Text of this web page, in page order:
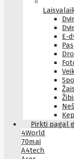
E-
Pirkti pagal
4World
70mai
A4tech